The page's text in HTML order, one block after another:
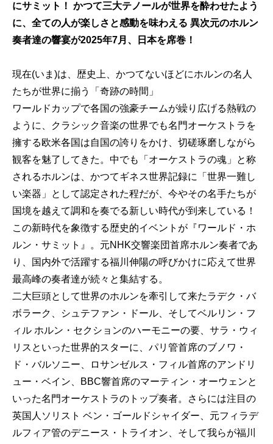
にサミット！ かつて三大テノールが世界を酔わせたよう
に、全ての人が楽しさと感動を味わえる 異次元のホルン
奏者達の響宴が2025年7月、日本を席巻！
現在(いま)は、歴史上、かつてないほどにホルンの名人
たちが世界に揃う「奇跡の時間」
ワールドカップで各国の強豪チームが繰り広げる熱戦の
ように、クラシック音楽の世界でも名門オーケストラを
擁する欧米各国は自国の誇りをかけ、切磋琢磨しながら
観客を魅了してきた。中でも「オーケストラの魂」と称
されるホルンは、かつてギネス世界記録に「世界一難し
い楽器」として認定された程だが、今やその名手たちが
国境を越えて調和を奏でる新しい時代が到来している！
この新時代を象徴する歴史的イベントが『ワールド・ホ
ルン・サミット』。元NHK交響楽団首席ホルン奏者であ
り、国内外で活躍する福川伸陽の呼びかけに応えて世界
最高峰の奏者達が続々と集結する。
二大巨頭として世界のホルンを牽引して来たラデク・バ
ボラーク、シュテファン・ドール、そしてベルリン・フ
ィル ホルン・セクションのハーモニーの要、サラ・ウィ
リスといった世界的スターに、パリ管首席のブノワ・
ド・バルソニー、ロサンゼルス・フィル首席のアンドリ
ュー・ベイン、BBC響首席のマーティン・オーウェンと
いった名門オーケストラのトップ奏者。さらには注目の
英国人ソリスト ベン・ゴールドシャイダー、元フィラデ
ルフィア管のデニース・トライオン、そして我らが福川